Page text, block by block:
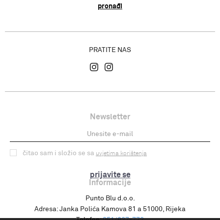
pronađi
PRATITE NAS
Newsletter
prijavite se
čitao sam i složio se sa uvjetima korištenja
Informacije
Punto Blu d.o.o.
Adresa: Janka Polića Kamova 81 a 51000, Rijeka